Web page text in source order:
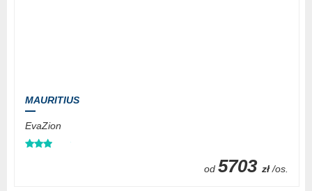
MAURITIUS
EvaZion
od 5703 zł /os.